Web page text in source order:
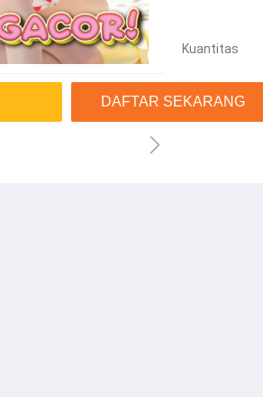
DAFTAR SEKARANG
Kuantitas